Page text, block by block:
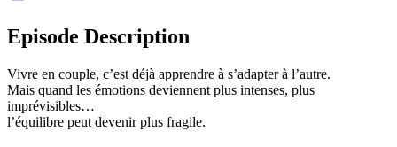
Episode Description
Vivre en couple, c’est déjà apprendre à s’adapter à l’autre.
Mais quand les émotions deviennent plus intenses, plus
imprévisibles…
l’équilibre peut devenir plus fragile.